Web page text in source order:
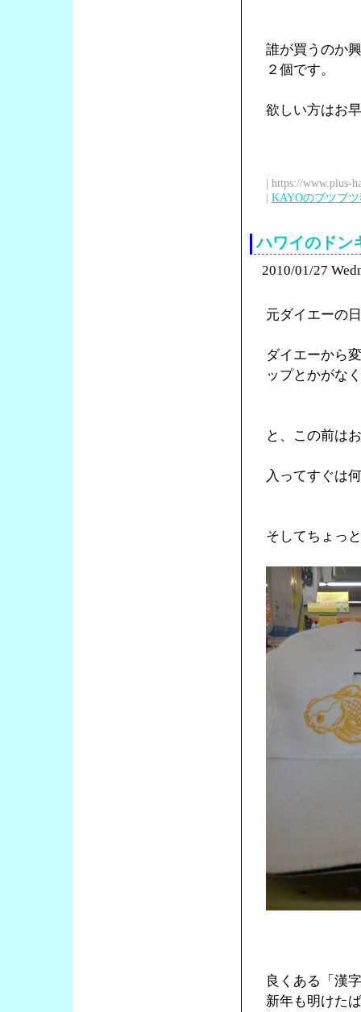
誰が買うのか
２個です。
欲しい方はお
| https://www.plus-
| KAYOのブツブ
ハワイのドン
2010/01/27
元ダイエーの
ダイエーから
ップとかがな
と、この前は
入ってすぐは
そしてちょっ
良くある「漢
新年も明けた